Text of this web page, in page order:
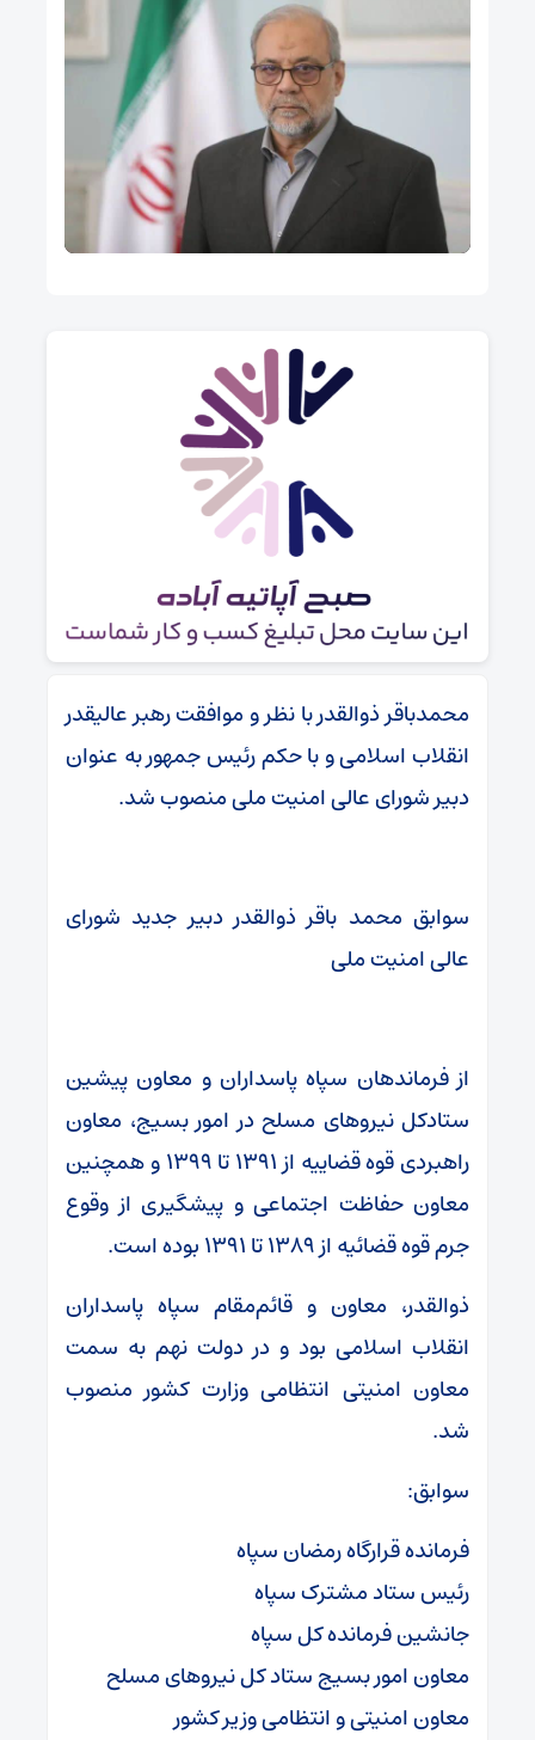
محمدباقر ذوالقدر با نظر و موافقت رهبر عالیقدر
انقلاب اسلامی و با حکم رئیس جمهور به عنوان
دبیر شورای عالی امنیت ملی منصوب شد.
سوابق محمد باقر ذوالقدر دبیر جدید شورای
عالی امنیت ملی
از فرماندهان سپاه پاسداران و معاون پیشین
ستادکل نیروهای مسلح در امور بسیج، معاون
راهبردی قوه قضاییه از ۱۳۹۱ تا ۱۳۹۹ و همچنین
معاون حفاظت اجتماعی و پیشگیری از وقوع
جرم قوه قضائیه از ۱۳۸۹ تا ۱۳۹۱ بوده‌ است.
ذوالقدر، معاون و قائم‌مقام سپاه پاسداران
انقلاب اسلامی بود و در دولت نهم به سمت
معاون امنیتی انتظامی وزارت کشور منصوب
شد.
سوابق:
فرمانده قرارگاه رمضان سپاه
رئیس ستاد مشترک سپاه
جانشین فرمانده کل سپاه
معاون امور بسیج ستاد کل نیروهای مسلح
معاون امنیتی و انتظامی وزیر کشور